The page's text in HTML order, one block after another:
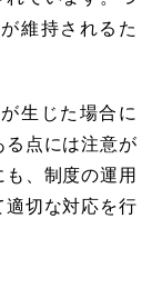
維持されるた
生じた場合に
る点には注意が
、制度の運用
適切な対応を行